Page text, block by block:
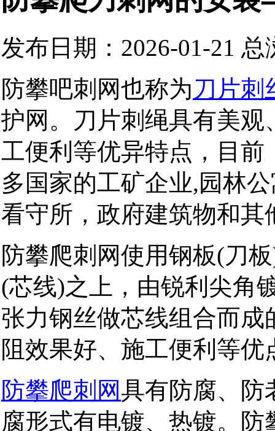
发布日期：2026-01-21 总
防攀吧刺网也称为刀片刺
护网。刀片刺绳具有美
工便利等优异特点，目
多国家的工矿企业,园林
看守所，政府建筑物和其
防攀爬刺网使用钢板(刀
(芯线)之上，由锐利尖角
张力钢丝做芯线组合而
阻效果好、施工便利等优
防攀爬刺网 具有防腐、防
腐形式有电镀、热镀。